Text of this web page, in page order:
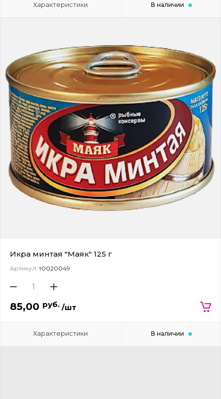
Характеристики В наличии
Икра минтая "Маяк" 125 г
Артикул: т0020049
85,00 руб. /шт
Характеристики В наличии